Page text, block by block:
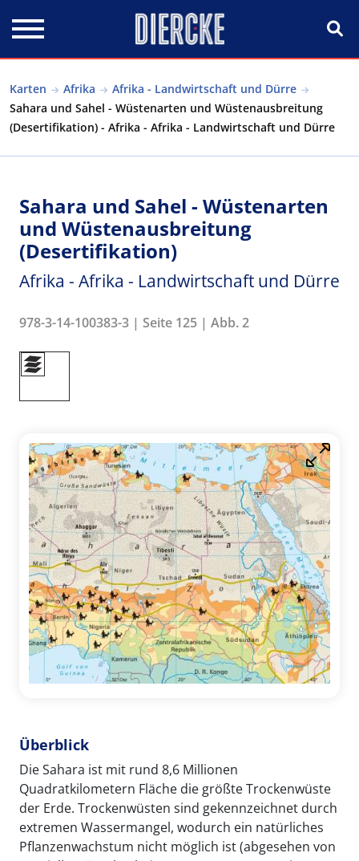
Karten Afrika
Afrika - Landwirtschaft und Dürre
Sahara und Sahel - Wüstenarten und Wüstenausbreitung
(Desertifikation) - Afrika - Afrika - Landwirtschaft und Dürre
Sahara und Sahel - Wüstenarten
und Wüstenausbreitung
(Desertifikation)
Afrika - Afrika - Landwirtschaft und Dürre
978-3-14-100383-3 | Seite 125 | Abb. 2
Überblick
Die Sahara ist mit rund 8,6 Millionen
Quadratkilometern Fläche die größte Trockenwüste
der Erde. Trockenwüsten sind gekennzeichnet durch
extremen Wassermangel, wodurch ein natürliches
Pflanzenwachstum nicht möglich ist (abgesehen von